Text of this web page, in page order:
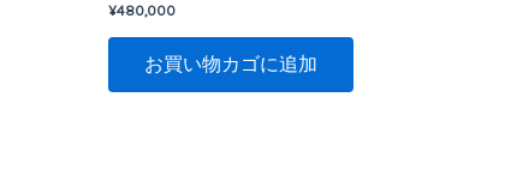
¥480,000
お買い物カゴに追加